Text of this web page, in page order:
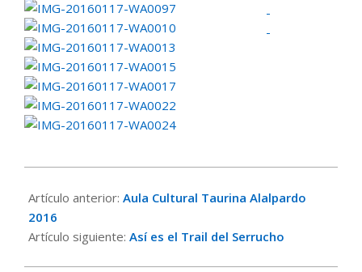
01-
17
Artículo anterior: Aula Cultural Taurina Alalpardo
2016
Artículo siguiente: Así es el Trail del Serrucho